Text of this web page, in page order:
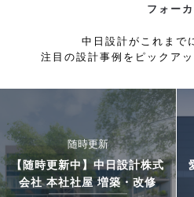
フォー
中日設計がこれまで
注目の設計事例をピックア
随時更新
【随時更新中】中日設計株式
会社 本社社屋 増築・改修